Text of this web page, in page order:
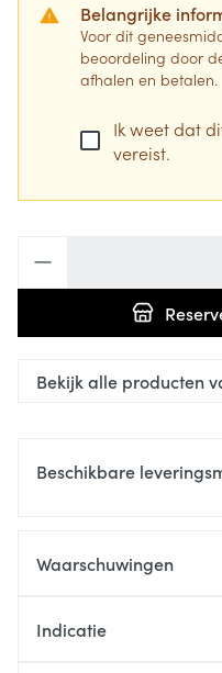
Belangrijke
Voor dit
beoordeling door
afhalen en betalen.
Ik weet dat
vereist.
Bekijk alle producten
Beschikbare
Waarschuwingen
Indicatie